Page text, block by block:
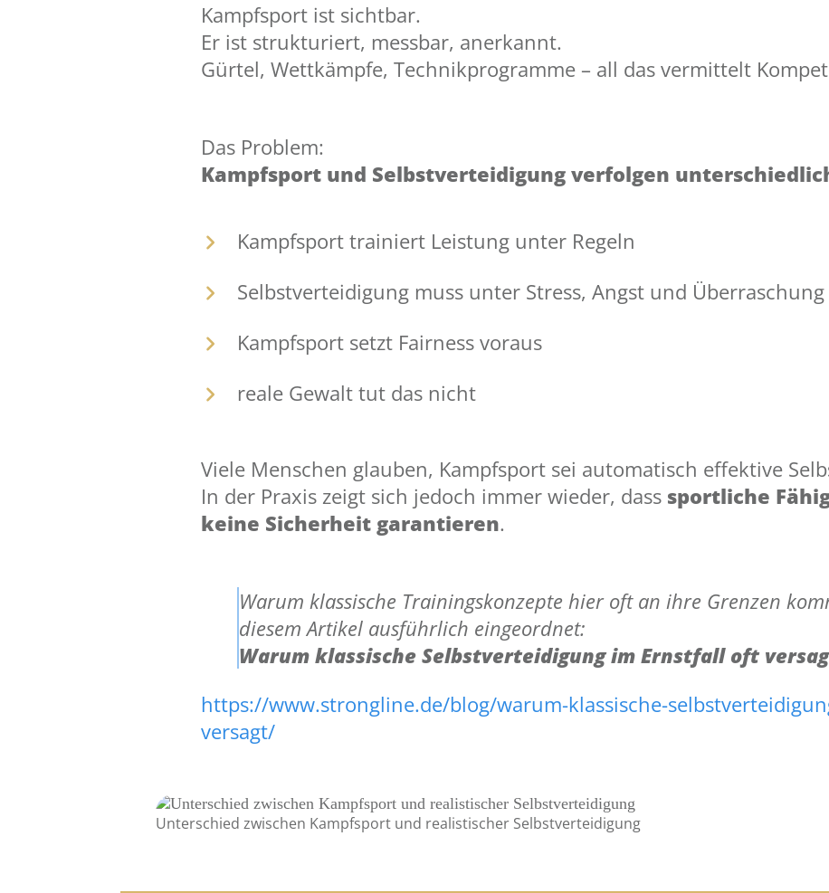
Kampfsport ist sichtbar.
Er ist strukturiert, messbar, anerkannt.
Gürtel, Wettkämpfe, Technikprogramme – all das vermittelt
Das Problem:
Kampfsport und Selbstverteidigung verfolgen
Kampfsport trainiert Leistung unter Regeln
Selbstverteidigung muss unter Stress, Angst und
Kampfsport setzt Fairness voraus
reale Gewalt tut das nicht
Viele Menschen glauben, Kampfsport sei automatisch effektive
In der Praxis zeigt sich jedoch immer wieder, dass sportliche
keine Sicherheit garantieren.
Warum klassische Trainingskonzepte hier oft an ihre Grenzen
diesem Artikel ausführlich eingeordnet:
Warum klassische Selbstverteidigung im Ernstfall oft
https://www.strongline.de/blog/warum-klassische-
versagt/
Unterschied zwischen Kampfsport und realistischer Selbstverteidigung